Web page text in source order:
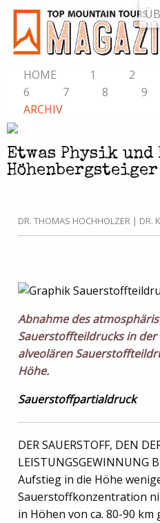
HOME 1 2
6
7 8 9
ARCHIV
Etwas Physik
Höhenbergsteiger
DR. THOMAS HOCHHOLZER | DR.
Abnahme des
Sauerstoffteildrucks in
alveolären
Höhe.
Sauerstoffpartialdruck
DER SAUERSTOFF, DEN
LEISTUNGSGEWINNUNG
Aufstieg in die Höhe
Sauerstoffkonzentration
in Höhen von ca. 80-90